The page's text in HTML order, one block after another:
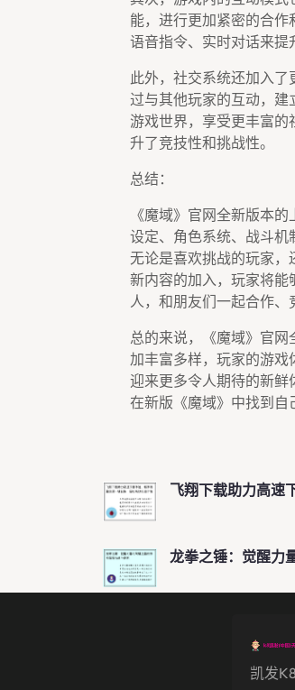
能，进行更加紧密的合
语音指令、实时对话来提
此外，社交系统还加入
过与其他玩家的互动，
游戏世界，享受更丰富
升了竞技性和挑战性。
总结：
《魔域》官网全新版本
设定、角色系统、战斗机
无论是喜欢挑战的玩家
新内容的加入，玩家将
人，和朋友们一起合作、
总的来说，《魔域》官
加丰富多样，玩家的游
迎来更多令人期待的新
在新版《魔域》中找到自
飞翔下载助力高速
龙拳之锤：觉醒力
凯发